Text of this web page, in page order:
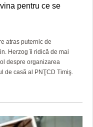
pentru ce se
atras puternic de
Herzog îi ridică de mai
despre organizarea
de casă al PNŢCD Timiş.